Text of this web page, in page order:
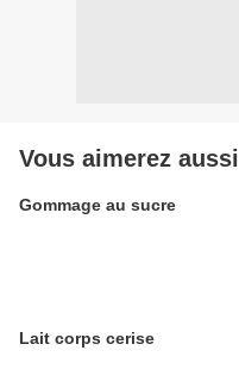
Vous aimerez aussi
Gommage au sucre
Lait corps cerise